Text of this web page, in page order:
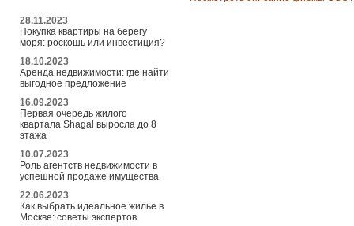
28.11.2023
Покупка квартиры на берегу
моря: роскошь или инвестиция?
18.10.2023
Аренда недвижимости: где найти
выгодное предложение
16.09.2023
Первая очередь жилого
квартала Shagal выросла до 8
этажа
10.07.2023
Роль агентств недвижимости в
успешной продаже имущества
22.06.2023
Как выбрать идеальное жилье в
Москве: советы экспертов